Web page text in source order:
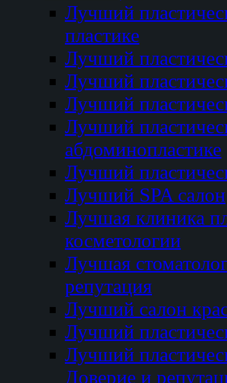
Лучший
пластике
Лучший
Лучший
Лучший
Лучший
абдоминопластике
Лучший
Лучший SPA салон
Лучшая клиника
косметологии
Лучшая
репутация
Лучший салон
Лучший
Лучший
Доверие и